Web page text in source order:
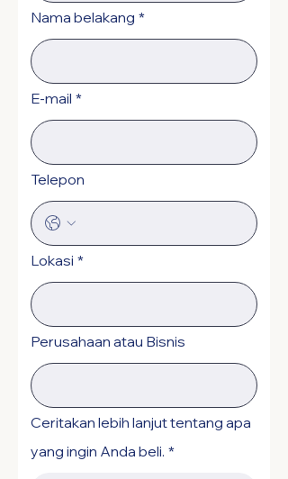
Nama belakang *
E-mail *
Telepon
Lokasi *
Perusahaan atau Bisnis
Ceritakan lebih lanjut tentang apa
yang ingin Anda beli. *